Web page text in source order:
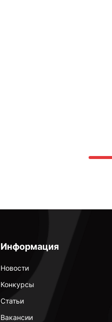
Информация
Новости
Конкурсы
Статьи
Вакансии